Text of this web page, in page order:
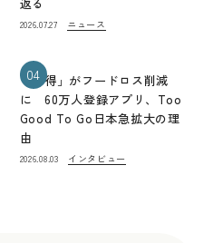
2026.07.27 ニュース
04
「お得」がフードロス削減
に 60万人登録アプリ、Too
Good To Go日本急拡大の理
由
2026.08.03 インタビュー